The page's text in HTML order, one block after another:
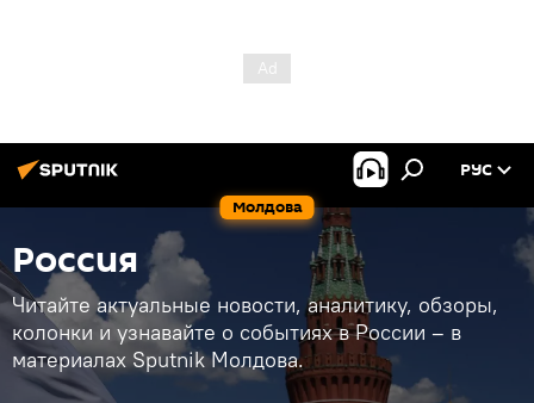
Молдова
РУС
Россия
Читайте актуальные новости, аналитику, обзоры,
колонки и узнавайте о событиях в России – в
материалах Sputnik Молдова.